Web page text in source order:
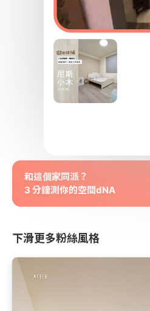
和這個家同派？
3 分鐘測你的空間dNA
下滑更多粉絲風格